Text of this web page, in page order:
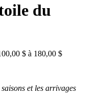
du
$ à 180,00 $
et les arrivages